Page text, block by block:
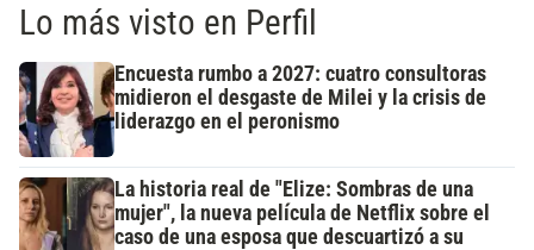
Lo más visto en Perfil
Encuesta rumbo a 2027: cuatro consultoras
midieron el desgaste de Milei y la crisis de
liderazgo en el peronismo
La historia real de "Elize: Sombras de una
mujer", la nueva película de Netflix sobre el
caso de una esposa que descuartizó a su